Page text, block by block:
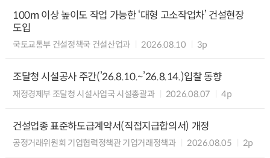
100m 이상 높이도 작업 가능한 ‘대형 고소작업차’ 건설현장
도입
국토교통부 건설정책국 건설산업과 2026.08.10 3p
조달청 시설공사 주간(’26.8.10.~’26.8.14.)입찰 동향
재정경제부 조달청 시설사업국 시설총괄과 2026.08.07 4p
건설업종 표준하도급계약서(직접지급합의서) 개정
공정거래위원회 기업협력정책관 기업거래정책과 2026.08.05 2p